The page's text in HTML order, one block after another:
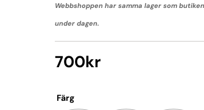
Webbshoppen har samma lager som
under dagen.
700kr
Färg